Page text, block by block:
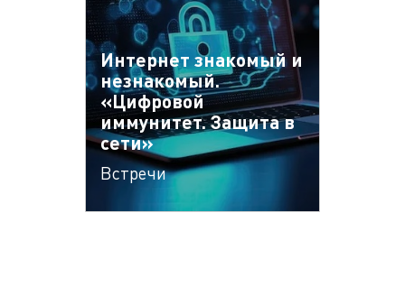
Интернет знакомый и
незнакомый.
«Цифровой
иммунитет. Защита в
сети»
Встречи